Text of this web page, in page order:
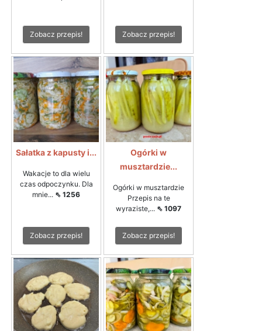
Zobacz przepis! Zobacz przepis!
Sałatka z kapusty i...
Wakacje to dla wielu
czas odpoczynku. Dla
mnie... ⇖ 1256
Zobacz przepis!
Ogórki w
musztardzie...
Ogórki w musztardzie
Przepis na te
wyraziste,... ⇖ 1097
Zobacz przepis!